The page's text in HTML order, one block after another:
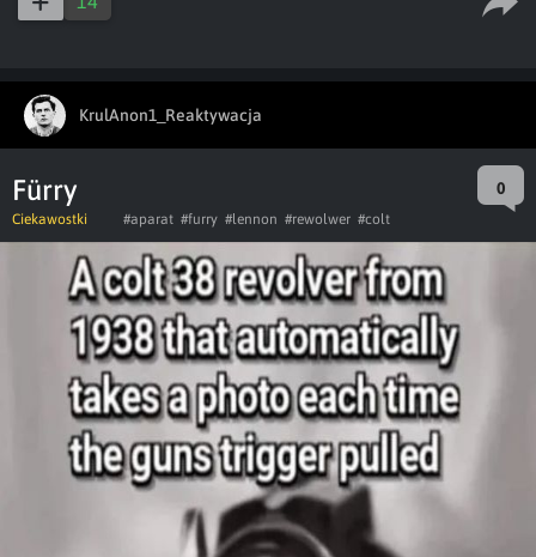
KrulAnon1_Reaktywacja
Fürry 0
Ciekawostki #aparat #furry #lennon #rewolwer #colt